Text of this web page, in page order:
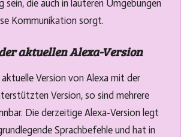
sein, die auch in lauteren Umgebungen
Kommunikation sorgt.
aktuellen Alexa-Version
Version von Alexa mit der
Version, so sind mehrere
Die derzeitige Alexa-Version legt
Sprachbefehle und hat in